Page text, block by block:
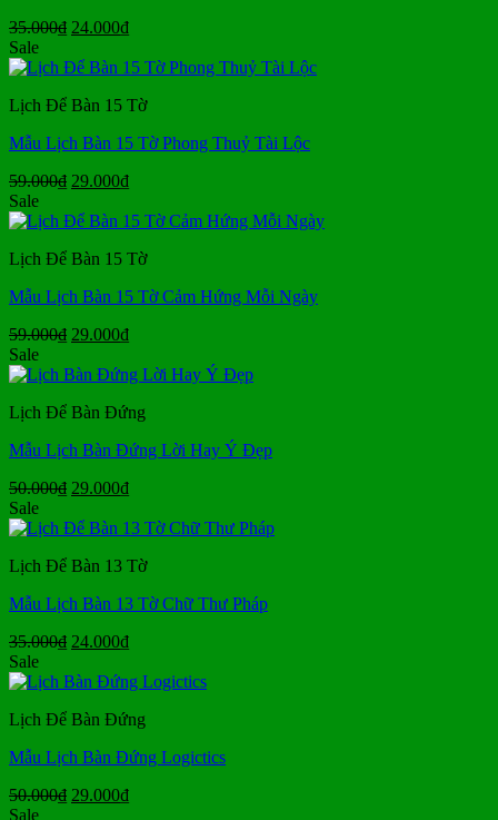
35.000₫ Giá
là:
24.000₫Giá
tại
24.000₫.
Sale
Lịch Để Bàn 15 Tờ
Mẫu Lịch Bàn 15 Tờ Phong Thuỷ Tài Lộc
59.000₫ Giá
là:
29.000₫Giá
tại
29.000₫.
Sale
Lịch Để Bàn 15 Tờ
Mẫu Lịch Bàn 15 Tờ Cảm Hứng Mỗi Ngày
59.000₫ Giá
là:
29.000₫Giá
tại
29.000₫.
Sale
Lịch Để Bàn Đứng
Mẫu Lịch Bàn Đứng Lời Hay Ý Đẹp
50.000₫ Giá
là:
29.000₫Giá
tại
29.000₫.
Sale
Lịch Để Bàn 13 Tờ
Mẫu Lịch Bàn 13 Tờ Chữ Thư Pháp
35.000₫ Giá
là:
24.000₫Giá
tại
24.000₫.
Sale
Lịch Để Bàn Đứng
Mẫu Lịch Bàn Đứng Logictics
50.000₫ Giá
29.000₫Giá
Sale